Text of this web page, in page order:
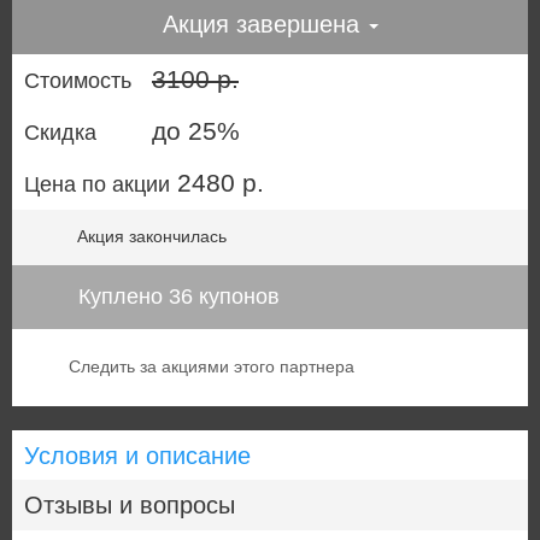
Акция завершена
Стоимость 3100 р.
Скидка до 25%
Цена по акции 2480 р.
Акция закончилась
Куплено 36 купонов
Следить за акциями этого партнера
Условия и описание
Отзывы и вопросы